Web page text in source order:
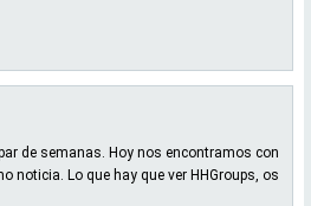
de semanas. Hoy nos encontramos con
noticia. Lo que hay que ver HHGroups, os